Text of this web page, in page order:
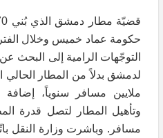
حكومة عماد خميس وخلال
التوجّهات الرامية إلى البحث
ملايين مسافر سنوياً، إضافة
مسافر. وباشرت وزارة النقل